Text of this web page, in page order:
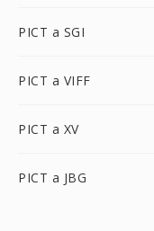
PICT a SGI
PICT a VIFF
PICT a XV
PICT a JBG